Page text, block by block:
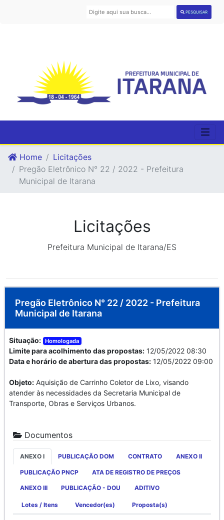
PESQUISAR
Home
Licitações
Pregão Eletrônico N° 22 / 2022 - Prefeitura
Municipal de Itarana
Licitações
Prefeitura Municipal de Itarana/ES
Pregão Eletrônico N° 22 / 2022 - Prefeitura
Municipal de Itarana
Situação: Homologada
Limite para acolhimento das propostas: 12/05/2022 08:30
Data e horário de abertura das propostas: 12/05/2022 09:00
Objeto: Aquisição de Carrinho Coletor de Lixo, visando
atender às necessidades da Secretaria Municipal de
Transporte, Obras e Serviços Urbanos.
Documentos
ANEXO I PUBLICAÇÃO DOM CONTRATO ANEXO II
PUBLICAÇÃO PNCP ATA DE REGISTRO DE PREÇOS
ANEXO III PUBLICAÇÃO - DOU ADITIVO
Lotes / Itens Vencedor(es) Proposta(s)